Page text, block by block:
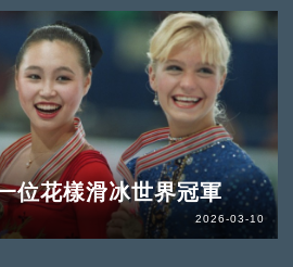
位花樣滑冰世界冠軍
2026-03-10